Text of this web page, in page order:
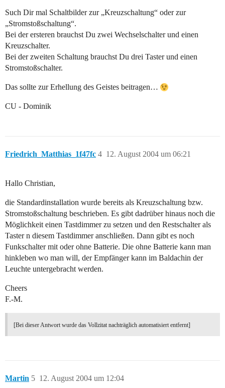
Such Dir mal Schaltbilder zur „Kreuzschaltung“ oder zur
„Stromstoßschaltung“.
Bei der ersteren brauchst Du zwei Wechselschalter und einen
Kreuzschalter.
Bei der zweiten Schaltung brauchst Du drei Taster und einen
Stromstoßschalter.
Das sollte zur Erhellung des Geistes beitragen…
CU - Dominik
Friedrich_Matthias_1f47fc 12. August 2004 um 06:21
4
Hallo Christian,
die Standardinstallation wurde bereits als Kreuzschaltung bzw.
Stromstoßschaltung beschrieben. Es gibt dadrüber hinaus noch die
Möglichkeit einen Tastdimmer zu setzen und den Restschalter als
Taster n diesem Tastdimmer anschließen. Dann gibt es noch
Funkschalter mit oder ohne Batterie. Die ohne Batterie kann man
hinkleben wo man will, der Empfänger kann im Baldachin der
Leuchte untergebracht werden.
Cheers
F.-M.
[Bei dieser Antwort wurde das Vollzitat nachträglich automatisiert entfernt]
Martin 12. August 2004 um 12:04
5